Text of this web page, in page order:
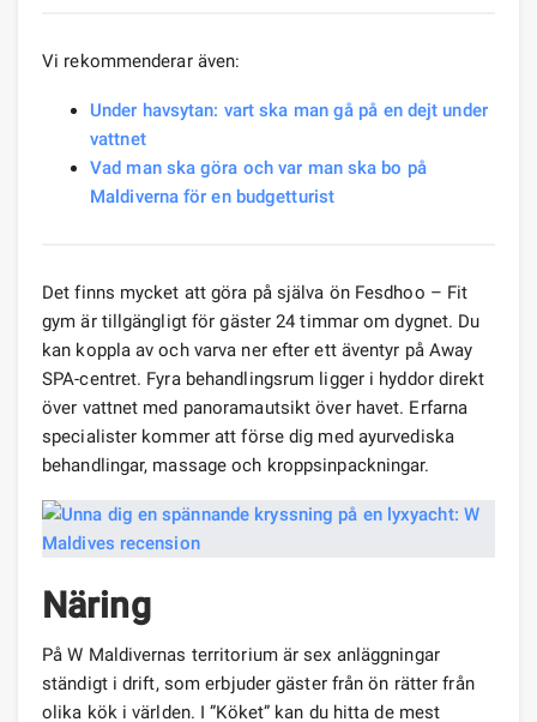
Vi rekommenderar även:
Under havsytan: vart ska man gå på en dejt under
vattnet
Vad man ska göra och var man ska bo på
Maldiverna för en budgetturist
Det finns mycket att göra på själva ön Fesdhoo – Fit
gym är tillgängligt för gäster 24 timmar om dygnet. Du
kan koppla av och varva ner efter ett äventyr på Away
SPA-centret. Fyra behandlingsrum ligger i hyddor direkt
över vattnet med panoramautsikt över havet. Erfarna
specialister kommer att förse dig med ayurvediska
behandlingar, massage och kroppsinpackningar.
Näring
På W Maldivernas territorium är sex anläggningar
ständigt i drift, som erbjuder gäster från ön rätter från
olika kök i världen. I ”Köket” kan du hitta de mest